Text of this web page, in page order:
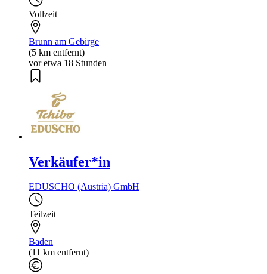
Vollzeit
Brunn am Gebirge
(5 km entfernt)
vor etwa 18 Stunden
Verkäufer*in
EDUSCHO (Austria) GmbH
Teilzeit
Baden
(11 km entfernt)